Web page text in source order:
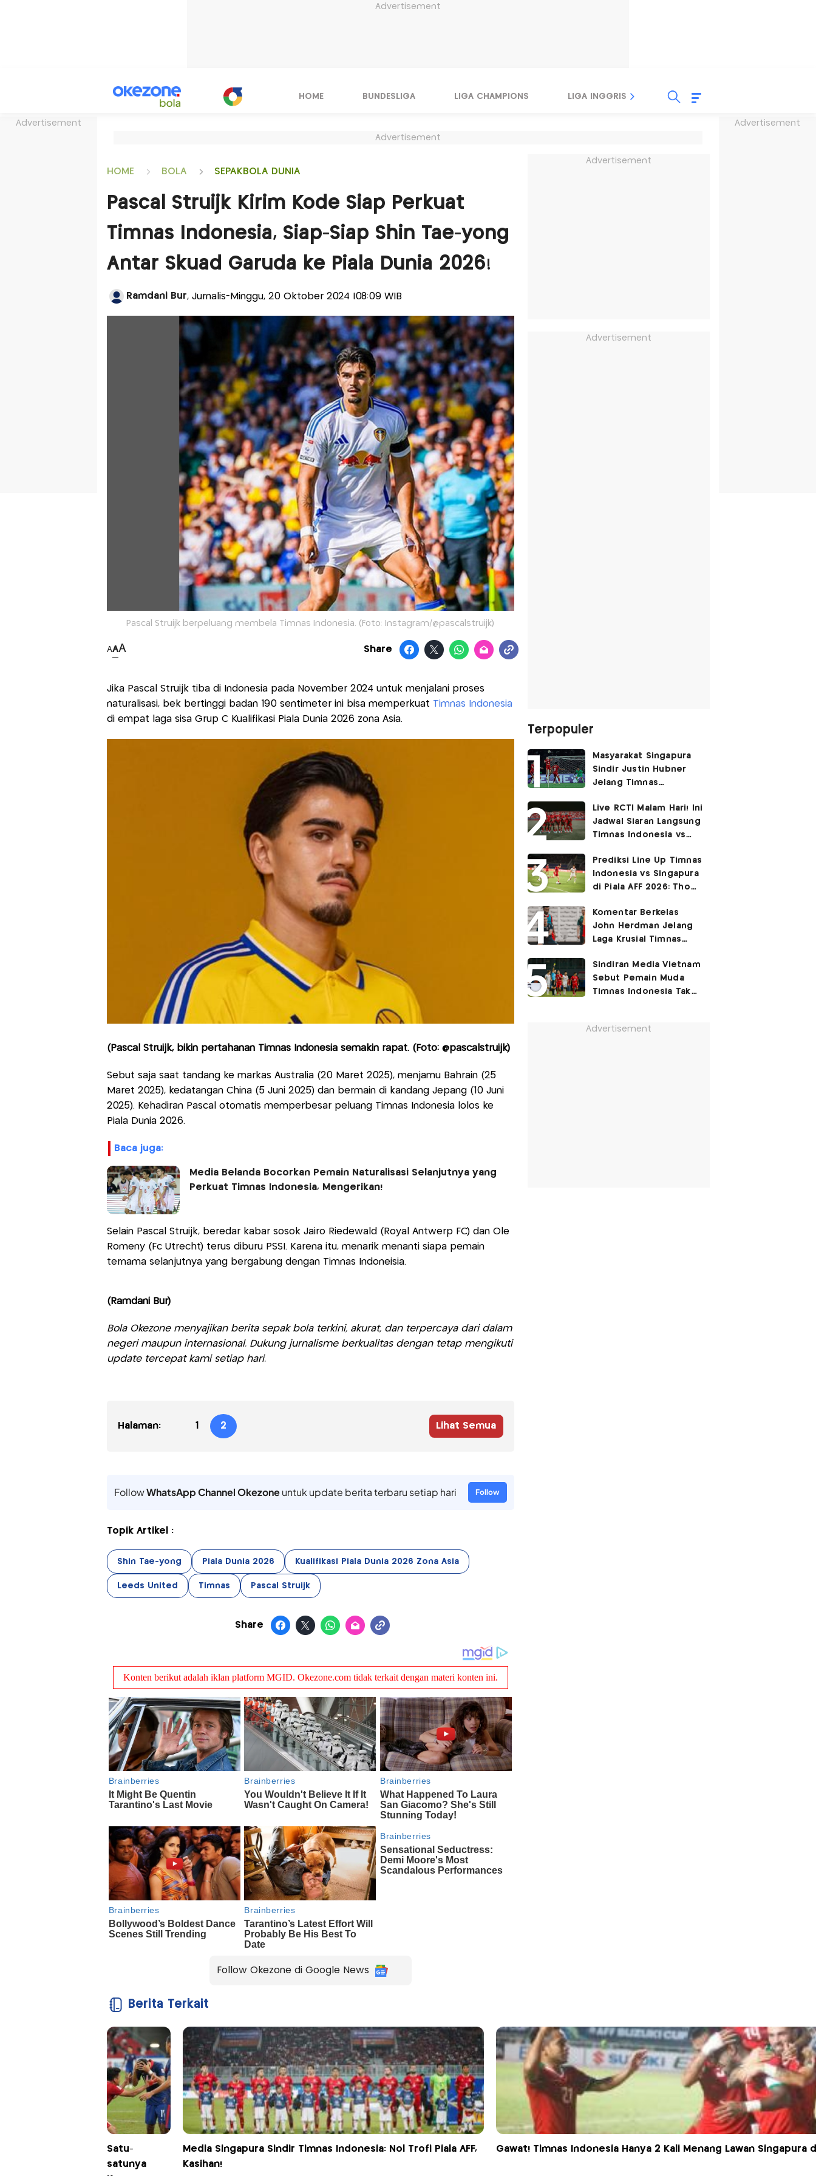
Advertisement
Advertisement Advertisement
HOME BUNDESLIGA LIGA CHAMPIONS LIGA INGGRIS LIGA ITALIA
Advertisement
HOME BOLA SEPAKBOLA DUNIA
Pascal Struijk Kirim Kode Siap Perkuat
Timnas Indonesia, Siap-Siap Shin Tae-yong
Antar Skuad Garuda ke Piala Dunia 2026!
Ramdani Bur, Jurnalis-Minggu, 20 Oktober 2024 |08:09 WIB
Pascal Struijk berpeluang membela Timnas Indonesia. (Foto: Instagram/@pascalstruijk)
AAA Share
Jika Pascal Struijk tiba di Indonesia pada November 2024 untuk menjalani proses
naturalisasi, bek bertinggi badan 190 sentimeter ini bisa memperkuat Timnas Indonesia
di empat laga sisa Grup C Kualifikasi Piala Dunia 2026 zona Asia.
(Pascal Struijk, bikin pertahanan Timnas Indonesia semakin rapat. (Foto: @pascalstruijk)
Sebut saja saat tandang ke markas Australia (20 Maret 2025), menjamu Bahrain (25
Maret 2025), kedatangan China (5 Juni 2025) dan bermain di kandang Jepang (10 Juni
2025). Kehadiran Pascal otomatis memperbesar peluang Timnas Indonesia lolos ke
Piala Dunia 2026.
baca juga:
Media Belanda Bocorkan Pemain Naturalisasi Selanjutnya yang
Perkuat Timnas Indonesia, Mengerikan!
Selain Pascal Struijk, beredar kabar sosok Jairo Riedewald (Royal Antwerp FC) dan Ole
Romeny (Fc Utrecht) terus diburu PSSI. Karena itu, menarik menanti siapa pemain
ternama selanjutnya yang bergabung dengan Timnas Indoneisia.
(Ramdani Bur)
Bola Okezone menyajikan berita sepak bola terkini, akurat, dan terpercaya dari dalam
negeri maupun internasional. Dukung jurnalisme berkualitas dengan tetap mengikuti
update tercepat kami setiap hari.
Halaman: 1 2 Lihat Semua
FollowWhatsApp Channel Okezoneuntuk update berita terbaru setiap hari Follow
Topik Artikel :
Shin Tae-yong Piala Dunia 2026 Kualifikasi Piala Dunia 2026 Zona Asia
Leeds United Timnas Pascal Struijk
Share
Follow Okezone di Google News
Berita Terkait
Satu-
satunya
Media Singapura Sindir Timnas Indonesia: Nol Trofi Piala AFF,
Kasihan!
Gawat! Timnas Indonesia Hanya 2 Kali Menang Lawan Singapura
Advertisement
Advertisement
Terpopuler
Masyarakat Singapura
Sindir Justin Hubner
Jelang Timnas
Ia Seolah-olah Lahir di
Permukiman Kumuh
Jakarta Barat!
Live RCTI Malam Hari! Ini
Jadwal Siaran Langsung
Timnas Indonesia vs
2026
Prediksi Line Up Timnas
Indonesia vs Singapura
di Piala AFF 2026: Thom
Tengah!
Komentar Berkelas
John Herdman Jelang
Laga Krusial Timnas
di Piala AFF 2026
Sindiran Media Vietnam
Sebut Pemain Muda
Timnas Indonesia Tak
Advertisement